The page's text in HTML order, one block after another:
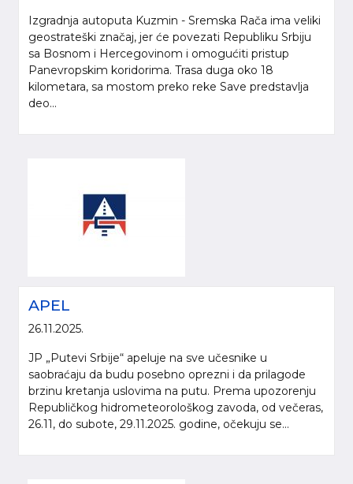
Izgradnja autoputa Kuzmin - Sremska Rača ima veliki
geostrateški značaj, jer će povezati Republiku Srbiju
sa Bosnom i Hercegovinom i omogućiti pristup
Panevropskim koridorima. Trasa duga oko 18
kilometara, sa mostom preko reke Save predstavlja
deo...
APEL
26.11.2025.
JP „Putevi Srbije“ apeluje na sve učesnike u
saobraćaju da budu posebno oprezni i da prilagode
brzinu kretanja uslovima na putu. Prema upozorenju
Republičkog hidrometeorološkog zavoda, od večeras,
26.11, do subote, 29.11.2025. godine, očekuju se...